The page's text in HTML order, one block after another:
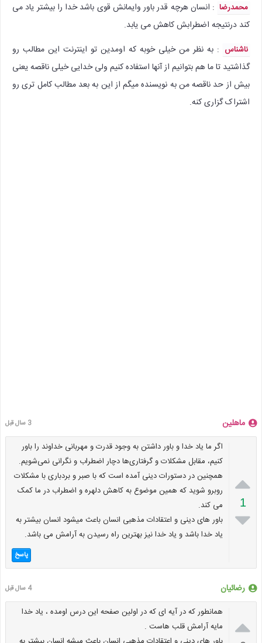
محمدرضا : انسان هرچه قدر باور وایمانش قوی باشد خدا را بیشتر یاد می
کند درنتیجه اضطرابش کاهش می یابد.
ناشناس : به نظر من خیلی خوبه که اومدین تو اینترنت این مطالب رو
گذاشتید تا ما هم بتوانیم از آنها استفاده کنیم ولی خدایی خیلی ناقصه یعنی
بیش از حد ناقصه من به نویسنده میگم از این به بعد مطالب کامل تری رو
اشتراک گزاری کنه.
ماهلین 3 سال قبل

1

اگر ما یاد خدا و باور داشتن به وجود قدرت و مهربانی خداوند را باور
کنیم، مقابل مشکلات و گرفتاری‌ها دچار اضطراب و نگرانی نمی‌شویم.
همچنین در دستورات دینی آمده است که با صبر و بردباری با مشکلات
روبرو شوید که همین موضوع به کاهش دلهره و اضطراب در ما کمک
می کند.
باور های دینی و اعتقادات مذهبی انسان باعث میشود انسان بیشتر به
یاد خدا باشد و یاد خدا نیز بهترین راه رسیدن به آرامش می باشد.
پاسخ
رضائیان 4 سال قبل

همانطور که در آیه ای که در اولین صفحه این درس اومده ، یاد خدا
مایه آرامش قلب هاست .